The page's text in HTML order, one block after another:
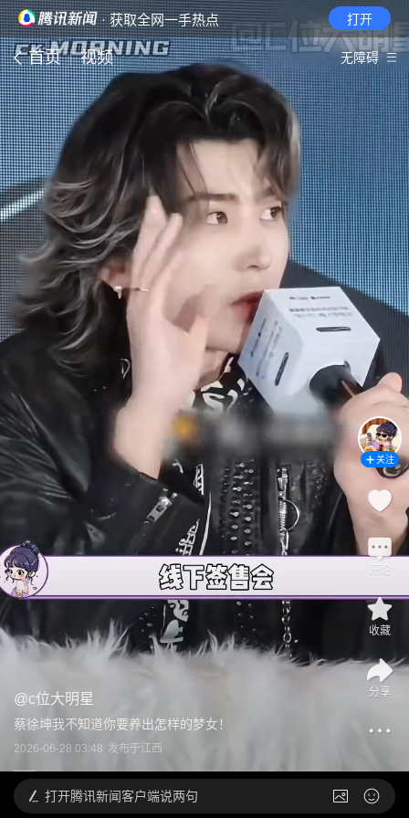
· 获取全网一手热点 打开
首页 视频 无障碍
@c位大明星
蔡徐坤我不知道你要养出怎样的梦女！
2026-06-28 03:48 发布于江西
关注
评论
收藏
分享
打开腾讯新闻客户端说两句